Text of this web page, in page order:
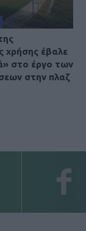
χρήσης έβαλε
στο έργο των
στην πλαζ